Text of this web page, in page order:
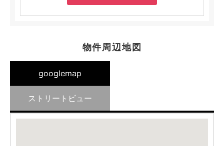
物件周辺地図
googlemap
ストリートビュー